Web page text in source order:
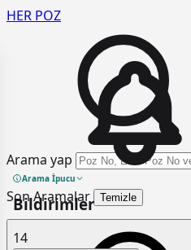
HER POZ
Arama yap
Arama İpucu
Son Aramalar Temizle
Bildirimler
14